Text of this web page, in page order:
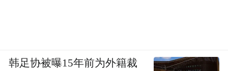
韩足协被曝15年前为外籍裁